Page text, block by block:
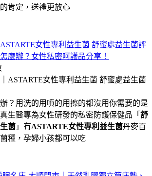
肯定，送禮更放心
女性專利益生菌 舒蜜處益生菌評
麼辦？女性私密呵護品分享！
？用洗的用噴的用擦的都沒用你需要的是
生醫專為女性研發的私密防護保健品「 舒
菌 」有ASTARTE女性專利益生菌丹麥百
種，孕婦小孩都可以吃